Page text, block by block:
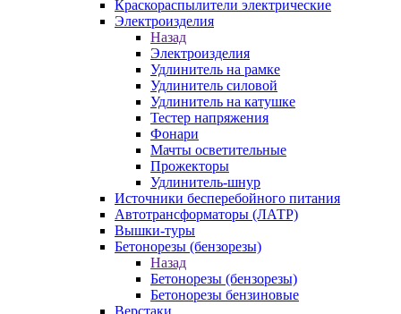
Краскораспылители электрические
Электроизделия
Назад
Электроизделия
Удлинитель на рамке
Удлинитель силовой
Удлинитель на катушке
Тестер напряжения
Фонари
Мачты осветительные
Прожекторы
Удлинитель-шнур
Источники бесперебойного питания
Автотрансформаторы (ЛАТР)
Вышки-туры
Бетонорезы (бензорезы)
Назад
Бетонорезы (бензорезы)
Бетонорезы бензиновые
Верстаки